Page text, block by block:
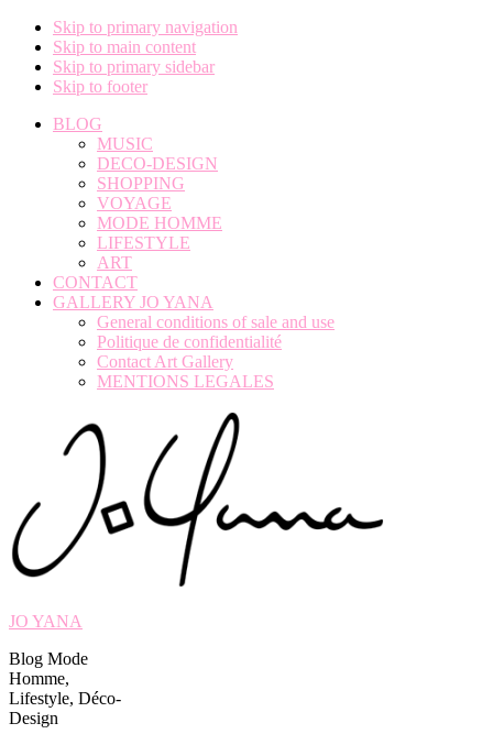
Skip to primary navigation
Skip to main content
Skip to primary sidebar
Skip to footer
BLOG
MUSIC
DECO-DESIGN
SHOPPING
VOYAGE
MODE HOMME
LIFESTYLE
ART
CONTACT
GALLERY JO YANA
General conditions of sale and use
Politique de confidentialité
Contact Art Gallery
MENTIONS LEGALES
JO YANA
Blog Mode
Homme,
Lifestyle, Déco-
Design